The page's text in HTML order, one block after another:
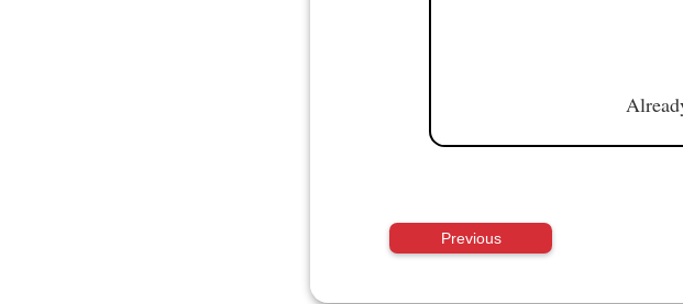
Previous